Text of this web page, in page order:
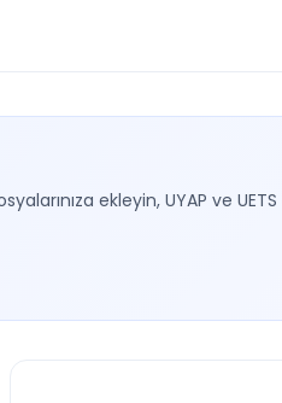
ekleyin, UYAP ve